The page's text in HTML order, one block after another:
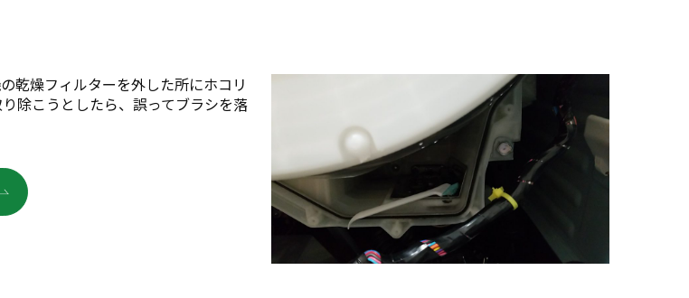
乾燥フィルターを外した所にホコリ
除こうとしたら、誤ってブラシを落